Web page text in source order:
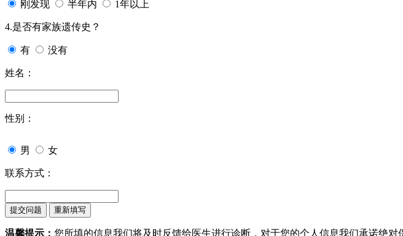
刚发现 半年内 1年以上
4.是否有家族遗传史？
有 没有
姓名：
性别：
男 女
联系方式：
温馨提示： 您所填的信息我们将及时反馈给医生进行诊断，对于您的个人信息我们承诺绝对